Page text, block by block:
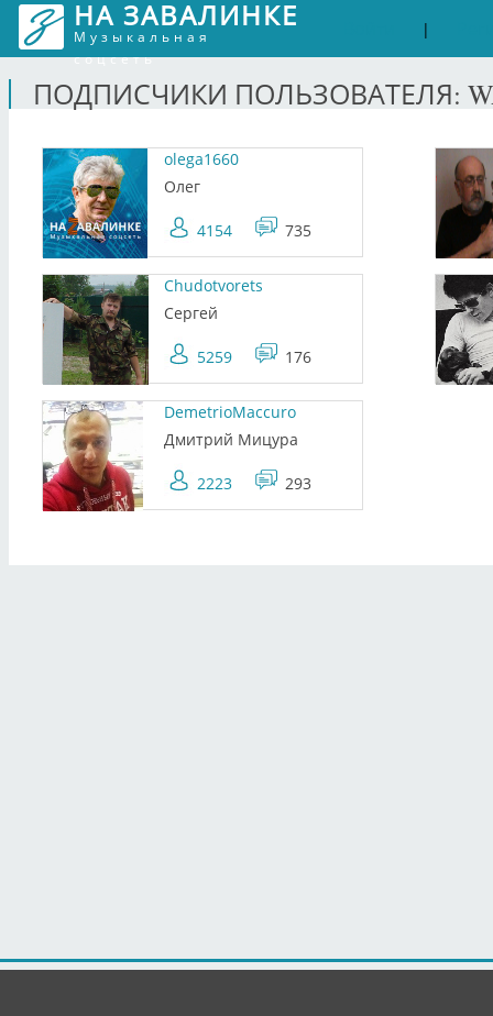
НА ЗАВАЛИНКЕ
Музыкальная
соцсеть
|
ПОДПИСЧИКИ ПОЛЬЗОВАТЕЛЯ:
olega1660
Олег
4154 735
Chudotvorets
Сергей
5259 176
DemetrioMaccuro
Дмитрий Мицура
2223 293